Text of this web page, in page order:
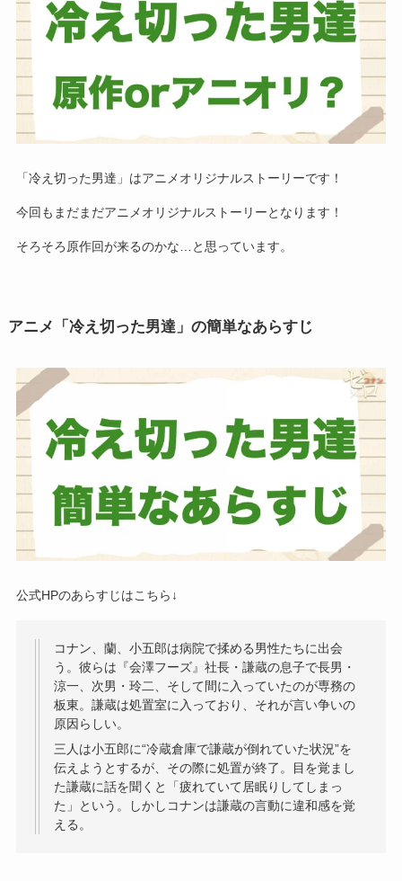
「冷え切った男達」はアニメオリジナルストーリーです！
今回もまだまだアニメオリジナルストーリーとなります！
そろそろ原作回が来るのかな…と思っています。
アニメ「冷え切った男達」の簡単なあらすじ
公式HPのあらすじはこちら↓
コナン、蘭、小五郎は病院で揉める男性たちに出会
う。彼らは『会澤フーズ』社長・謙蔵の息子で長男・
涼一、次男・玲二、そして間に入っていたのが専務の
板東。謙蔵は処置室に入っており、それが言い争いの
原因らしい。
三人は小五郎に“冷蔵倉庫で謙蔵が倒れていた状況”を
伝えようとするが、その際に処置が終了。目を覚まし
た謙蔵に話を聞くと「疲れていて居眠りしてしまっ
た」という。しかしコナンは謙蔵の言動に違和感を覚
える。